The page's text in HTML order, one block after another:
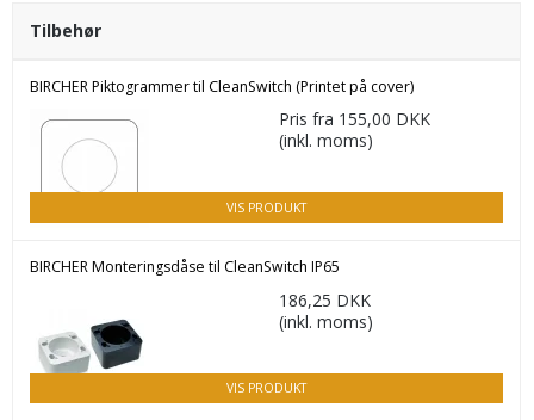
Tilbehør
BIRCHER Piktogrammer til CleanSwitch (Printet på cover)
Pris fra 155,00 DKK
(inkl. moms)
VIS PRODUKT
BIRCHER Monteringsdåse til CleanSwitch IP65
186,25 DKK
(inkl. moms)
VIS PRODUKT